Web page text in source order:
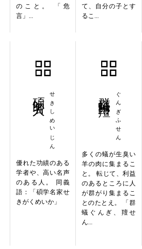
のこと。 「危
言」...
て、自分の子とす
るこ...
せきしめいじん
優れた功績のある
学者や、高い名声
のある人。 同義
語：「碩学名家せ
きがくめいか」
ぐんぎふせん
多くの蟻が生臭い
羊の肉に集まるこ
と。 転じて、利益
のあるところに人
が群がり集まるこ
とのたとえ。 「群
蟻ぐんぎ、羶せ
ん...